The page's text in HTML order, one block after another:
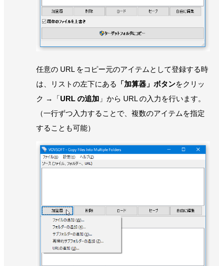
任意の URL をコピー元のアイテムとして登録する時
は、リストの左下にある
「加算器」ボタンをクリッ
ク →「URL の追加 」から URL の入力を行います。
（一行ずつ入力することで、複数のアイテムを指定
することも可能）